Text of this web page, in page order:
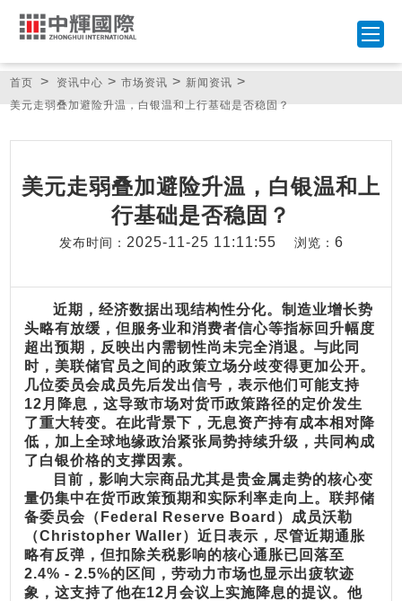
首页 > 资讯中心 >市场资讯 > 新闻资讯 >
美元走弱叠加避险升温，白银温和上行基础是否稳固？
美元走弱叠加避险升温，白银温和上
行基础是否稳固？
发布时间： 2025-11-25 11:11:55 浏览： 6
近期，经济数据出现结构性分化。制造业增长势
头略有放缓，但服务业和消费者信心等指标回升幅度
超出预期，反映出内需韧性尚未完全消退。与此同
时，美联储官员之间的政策立场分歧变得更加公开。
几位委员会成员先后发出信号，表示他们可能支持
12月降息，这导致市场对货币政策路径的定价发生
了重大转变。在此背景下，无息资产持有成本相对降
低，加上全球地缘政治紧张局势持续升级，共同构成
了白银价格的支撑因素。
目前，影响大宗商品尤其是贵金属走势的核心变
量仍集中在货币政策预期和实际利率走向上。联邦储
备委员会（Federal Reserve Board）成员沃勒
（Christopher Waller）近日表示，尽管近期通胀
略有反弹，但扣除关税影响的核心通胀已回落至
2.4% - 2.5%的区间，劳动力市场也显示出疲软迹
象，这支持了他在12月会议上实施降息的提议。他